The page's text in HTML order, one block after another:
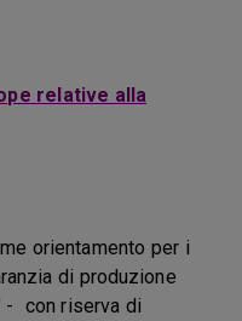
relative alla
orientamento per i
di produzione
- con riserva di